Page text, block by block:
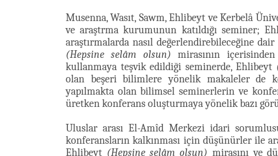
Musenna, Wasıt, Sawm, Ehlibeyt ve Kerbelâ
ve araştrma kurumunun katıldığı seminer;
araştırmalarda nasıl değerlendirebileceğine
(Hepsine selâm olsun) mirasının
kullanmaya teşvik edildiği seminerde, Ehlibeyt
olan beşeri bilimlere yönelik makaleler de
yapılmakta olan bilimsel seminerlerin ve
üretken konferans oluşturmaya yönelik bazı
Uluslar arası El-Amîd Merkezi idari
konferansların kalkınması için düşünürler ile
Ehlibeyt (Hepsine selâm olsun) mirasını ve